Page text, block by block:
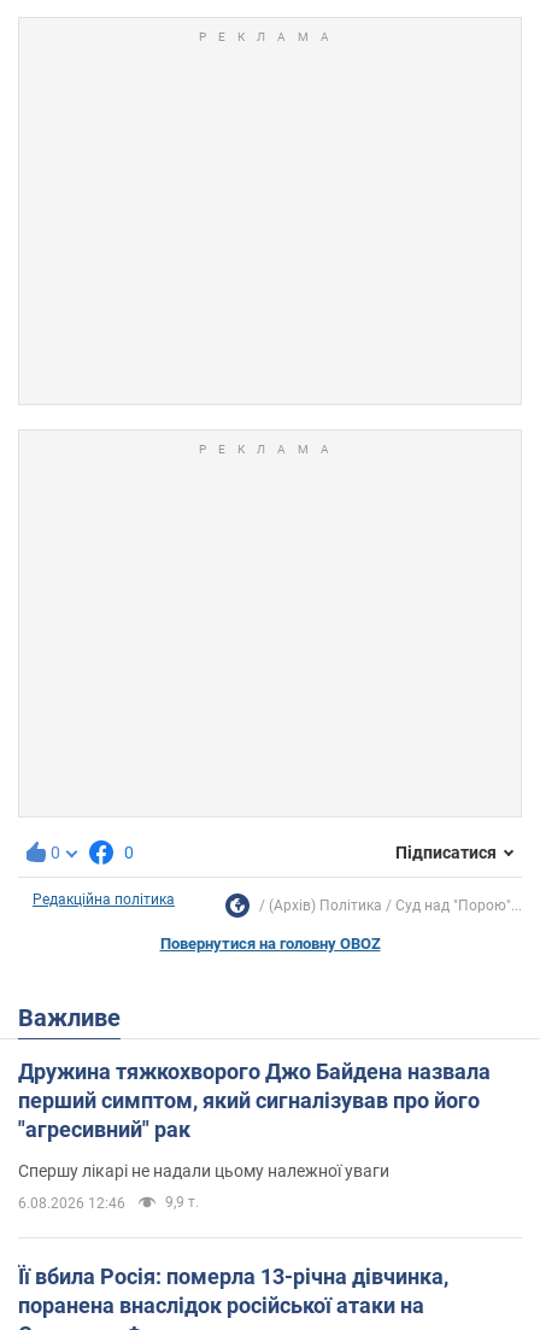
0 0 Підписатися
Редакційна політика (Архів) Політика Суд над "Порою"...
Повернутися на головну OBOZ
Важливе
Дружина тяжкохворого Джо Байдена назвала
перший симптом, який сигналізував про його
"агресивний" рак
Спершу лікарі не надали цьому належної уваги
6.08.2026 12:46 9,9 т.
Її вбила Росія: померла 13-річна дівчинка,
поранена внаслідок російської атаки на